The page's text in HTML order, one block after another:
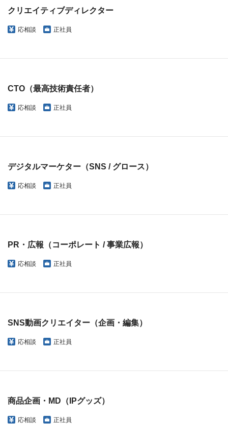
クリエイティブディレクター
応相談 正社員
CTO（最高技術責任者）
応相談 正社員
デジタルマーケター（SNS / グロース）
応相談 正社員
PR・広報（コーポレート / 事業広報）
応相談 正社員
SNS動画クリエイター（企画・編集）
応相談 正社員
商品企画・MD（IPグッズ）
応相談 正社員